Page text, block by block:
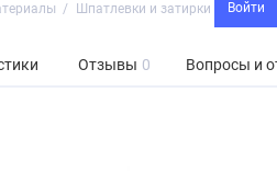
Войти
Шпатлевки и затирки
Отзывы 0 Вопросы и